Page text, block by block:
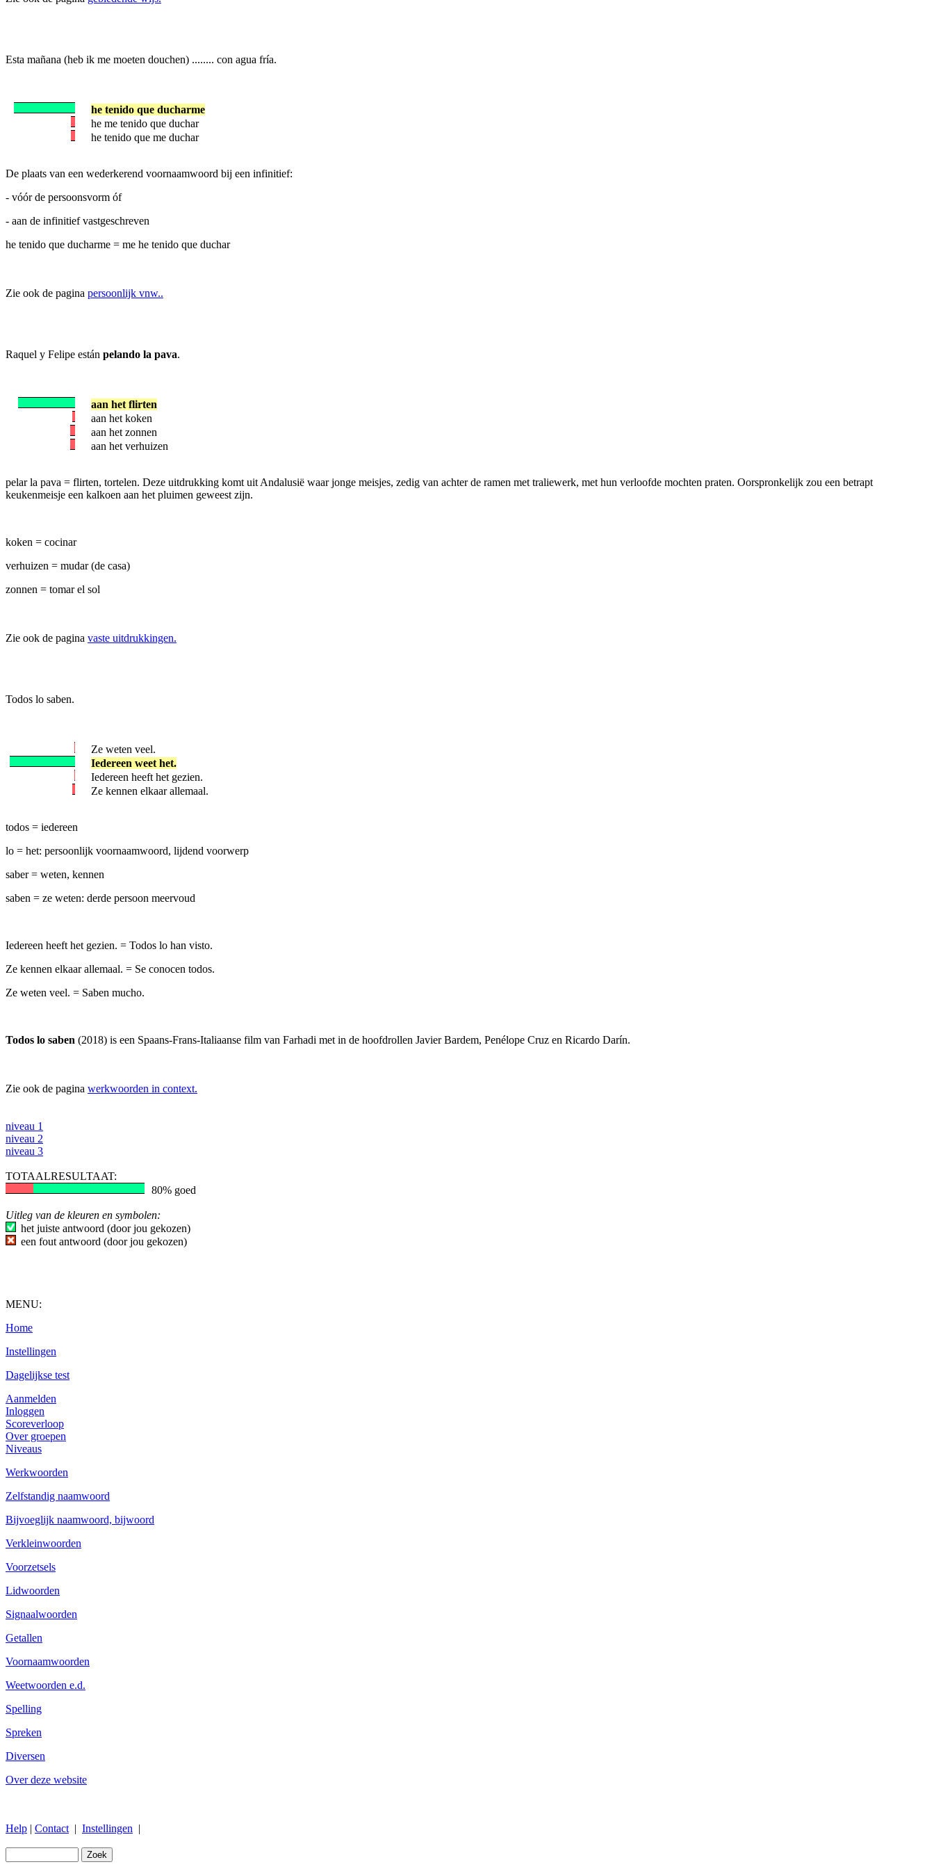
Esta mañana (heb ik me moeten douchen) ........ con agua fría.
he tenido que ducharme
he me tenido que duchar
he tenido que me duchar
De plaats van een wederkerend voornaamwoord bij een infinitief:
- vóór de persoonsvorm óf
- aan de infinitief vastgeschreven
he tenido que ducharme = me he tenido que duchar
Zie ook de pagina persoonlijk vnw..
Raquel y Felipe están pelando la pava.
aan het flirten
aan het koken
aan het zonnen
aan het verhuizen
pelar la pava = flirten, tortelen. Deze uitdrukking komt uit Andalusië waar jonge meisjes, zedig van achter de ramen met traliewerk, met hun verloofde mochten praten. Oorspronkelijk zou een betrapt
keukenmeisje een kalkoen aan het pluimen geweest zijn.
koken = cocinar
verhuizen = mudar (de casa)
zonnen = tomar el sol
Zie ook de pagina vaste uitdrukkingen.
Todos lo saben.
Ze weten veel.
Iedereen weet het.
Iedereen heeft het gezien.
Ze kennen elkaar allemaal.
todos = iedereen
lo = het: persoonlijk voornaamwoord, lijdend voorwerp
saber = weten, kennen
saben = ze weten: derde persoon meervoud
Iedereen heeft het gezien. = Todos lo han visto.
Ze kennen elkaar allemaal. = Se conocen todos.
Ze weten veel. = Saben mucho.
Todos lo saben (2018) is een Spaans-Frans-Italiaanse film van Farhadi met in de hoofdrollen Javier Bardem, Penélope Cruz en Ricardo Darín.
Zie ook de pagina werkwoorden in context.
niveau 1
niveau 2
niveau 3
TOTAALRESULTAAT:
80% goed
Uitleg van de kleuren en symbolen:
het juiste antwoord (door jou gekozen)
een fout antwoord (door jou gekozen)
MENU:
Home
Instellingen
Dagelijkse test
Aanmelden
Inloggen
Scoreverloop
Over groepen
Niveaus
Werkwoorden
Zelfstandig naamwoord
Bijvoeglijk naamwoord, bijwoord
Verkleinwoorden
Voorzetsels
Lidwoorden
Signaalwoorden
Getallen
Voornaamwoorden
Weetwoorden e.d.
Spelling
Spreken
Diversen
Over deze website
Help | Contact | Instellingen |